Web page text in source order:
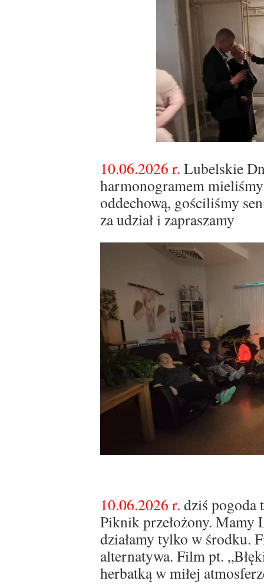
10.06.2026 r. Lubelskie
harmonogramem
oddechową, gościliśmy
za udział i zapraszamy
10.06.2026 r. dziś pogoda
Piknik przełożony. Mamy
działamy tylko w środku.
alternatywa. Film pt.
herbatką w miłej